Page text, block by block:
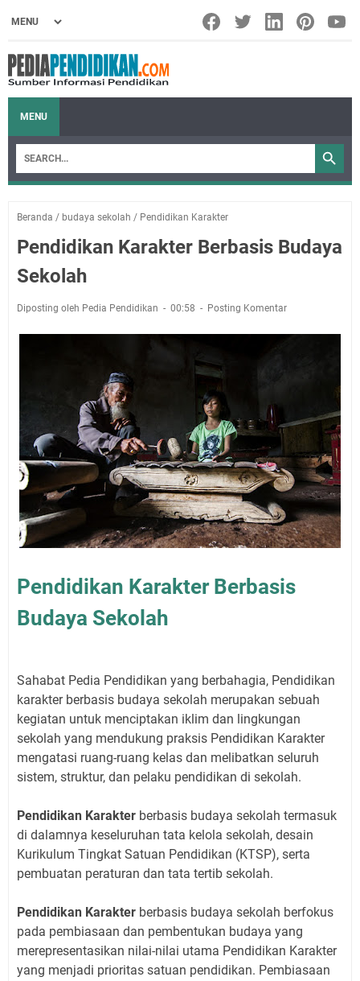
MENU
Beranda / budaya sekolah / Pendidikan Karakter
Pendidikan Karakter Berbasis Budaya
Sekolah
Diposting oleh Pedia Pendidikan 00:58 Posting Komentar
Pendidikan Karakter Berbasis
Budaya Sekolah
Sahabat Pedia Pendidikan yang berbahagia, Pendidikan
karakter berbasis budaya sekolah merupakan sebuah
kegiatan untuk menciptakan iklim dan lingkungan
sekolah yang mendukung praksis Pendidikan Karakter
mengatasi ruang-ruang kelas dan melibatkan seluruh
sistem, struktur, dan pelaku pendidikan di sekolah.
Pendidikan Karakter berbasis budaya sekolah termasuk
di dalamnya keseluruhan tata kelola sekolah, desain
Kurikulum Tingkat Satuan Pendidikan (KTSP), serta
pembuatan peraturan dan tata tertib sekolah.
Pendidikan Karakter berbasis budaya sekolah berfokus
pada pembiasaan dan pembentukan budaya yang
merepresentasikan nilai-nilai utama Pendidikan Karakter
yang menjadi prioritas satuan pendidikan. Pembiasaan